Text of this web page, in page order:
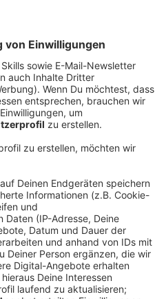
die Tür und soziale
lange nicht mehr hin.
Tages, als Sheila Aerobic
damals neuartigen VHS-
Videos die Welt erobern.
ist sie eine
in einem knappen